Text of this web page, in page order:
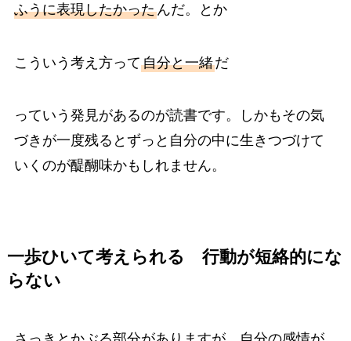
ふうに表現したかったんだ。とか
こういう考え方って自分と一緒だ
っていう発見があるのが読書です。しかもその気
づきが一度残るとずっと自分の中に生きつづけて
いくのが醍醐味かもしれません。
一歩ひいて考えられる 行動が短絡的にな
らない